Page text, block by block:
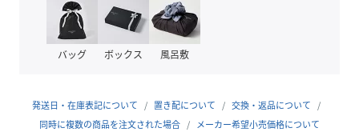
リングを楽しめます。
■Styling
オーバーサイズのウラケと合わせた、ルーズなスタイリング
も◎
バッグ ボックス 風呂敷
発送日・在庫表記について 置き配について
交換・返品について
同時に複数の商品を注文された場合
メーカー希望小売価格について